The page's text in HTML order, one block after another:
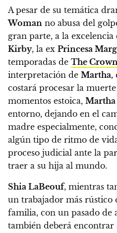
A pesar de su temática
Woman no abusa del
gran parte, a la
Kirby, la ex Princesa
temporadas de The
interpretación de Martha,
costará procesar la
momentos estoica, Martha
entorno, dejando en el
madre especialmente,
algún tipo de ritmo de
proceso judicial ante la
traer a su hija al mundo.
Shia LaBeouf, mientras
un trabajador más rústico
familia, con un pasado de
también deberá encontrar